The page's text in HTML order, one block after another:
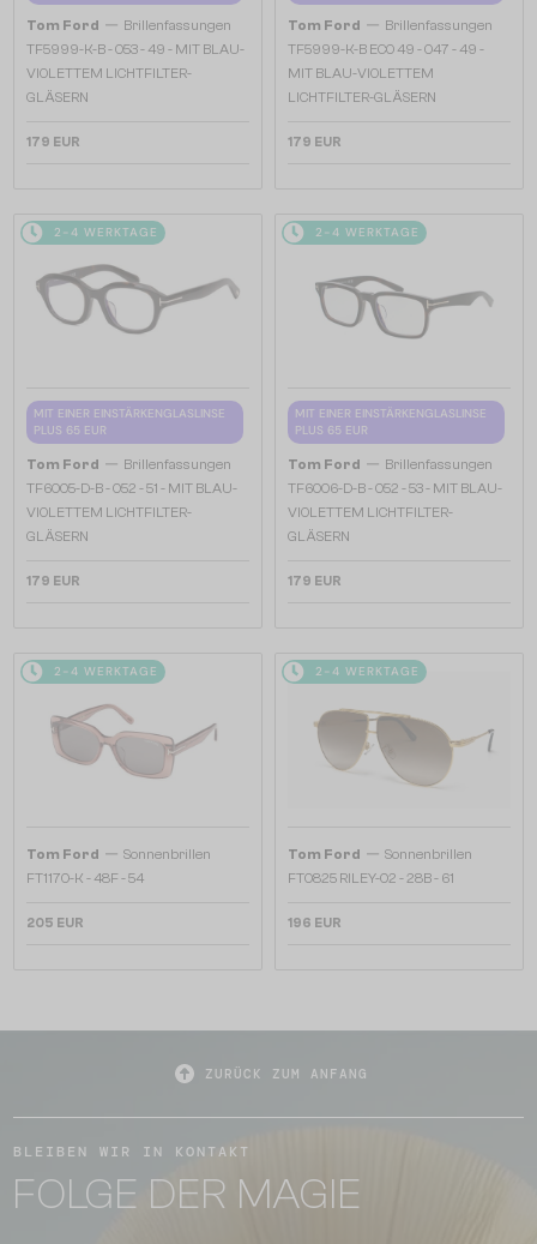
Tom Ford — Brillenfassungen
TF5999-K-B - 053 - 49 - MIT BLAU-
VIOLETTEM LICHTFILTER-
GLÄSERN
179 EUR
Tom Ford — Brillenfassungen
TF5999-K-B ECO 49 - 047 - 49 -
MIT BLAU-VIOLETTEM
LICHTFILTER-GLÄSERN
179 EUR
2-4 WERKTAGE
MIT EINER EINSTÄRKENGLASLINSE
PLUS 65 EUR
Tom Ford — Brillenfassungen
TF6005-D-B - 052 - 51 - MIT BLAU-
VIOLETTEM LICHTFILTER-
GLÄSERN
179 EUR
2-4 WERKTAGE
MIT EINER EINSTÄRKENGLASLINSE
PLUS 65 EUR
Tom Ford — Brillenfassungen
TF6006-D-B - 052 - 53 - MIT BLAU-
VIOLETTEM LICHTFILTER-
GLÄSERN
179 EUR
2-4 WERKTAGE
Tom Ford — Sonnenbrillen
FT1170-K - 48F - 54
205 EUR
2-4 WERKTAGE
Tom Ford — Sonnenbrillen
FT0825 RILEY-02 - 28B - 61
196 EUR
ZURÜCK ZUM ANFANG
BLEIBEN WIR IN KONTAKT
FOLGE DER MAGIE